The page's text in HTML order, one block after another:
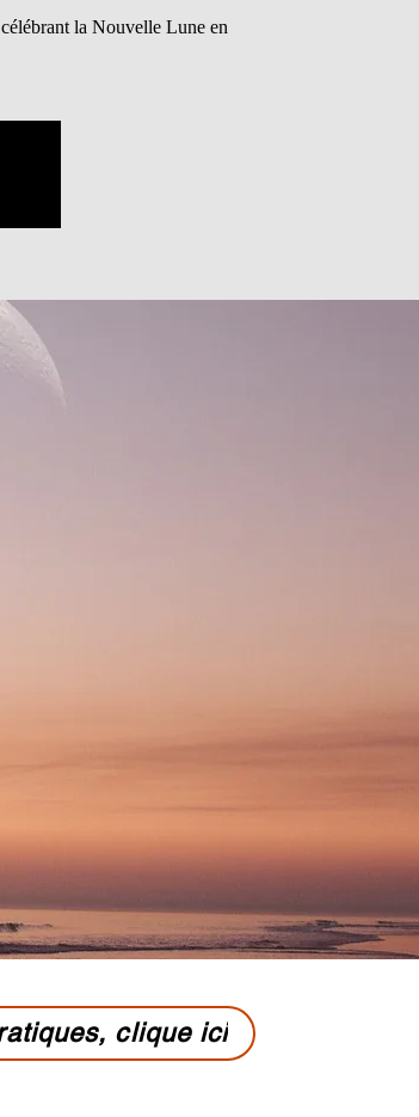
la Nouvelle Lune en
clique ici